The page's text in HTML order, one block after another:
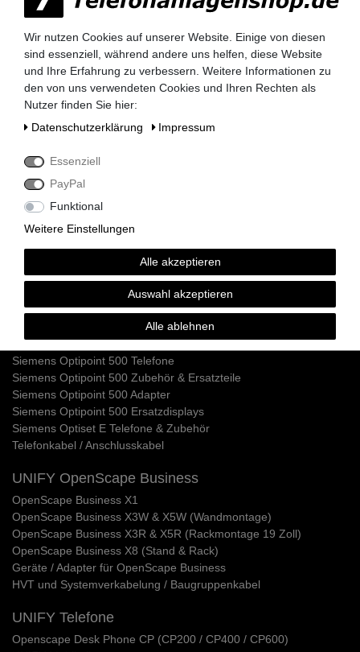
öffentliche & staatliche Einrichtungen, Schulen,
Universitäten und Institute können bei uns auf
Rechnung bestellen.
Nehmen Sie dazu einfach telefonisch oder per
Email Kontakt mit uns auf.
Siemens HiPath 3000 Telefonanlagen
Siemens HiPath 3350 / 3550
Siemens HiPath 3300 / 3500
Siemens HiPath 3750 / 3700
Siemens HiPath Systemverkabelung
Siemens HiPath Dect Sender
Siemens HiPath Netzteile
Siemens HiPath MMC Karten
Siemens Optipoint 500 / Optiset Systemtelefone
Siemens Optipoint 500 Telefone
Siemens Optipoint 500 Zubehör & Ersatzteile
Siemens Optipoint 500 Adapter
Siemens Optipoint 500 Ersatzdisplays
Siemens Optiset E Telefone & Zubehör
Telefonkabel / Anschlusskabel
UNIFY OpenScape Business
OpenScape Business X1
OpenScape Business X3W & X5W (Wandmontage)
OpenScape Business X3R & X5R (Rackmontage 19 Zoll)
OpenScape Business X8 (Stand & Rack)
Geräte / Adapter für OpenScape Business
HVT und Systemverkabelung / Baugruppenkabel
UNIFY Telefone
Openscape Desk Phone CP (CP200 / CP400 / CP600)
Wir nutzen Cookies auf unserer Website. Einige von diesen
sind essenziell, während andere uns helfen, diese Website
und Ihre Erfahrung zu verbessern. Weitere Informationen zu
den von uns verwendeten Cookies und Ihren Rechten als
Nutzer finden Sie hier:
Daten­schutz­erklärung
Impressum
Essenziell
PayPal
Funktional
Weitere Einstellungen
Alle akzeptieren
Auswahl akzeptieren
Alle ablehnen